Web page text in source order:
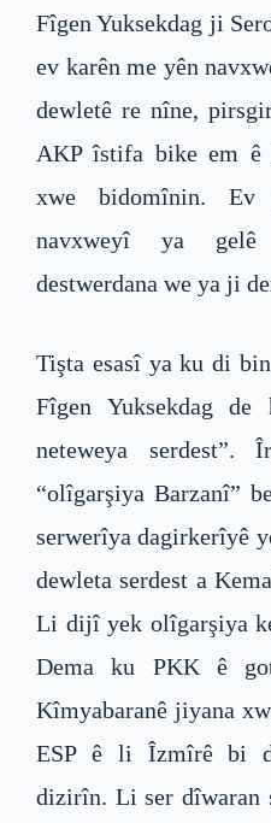
Fîgen Yuksekdag ji
ev karên me yên
dewletê re nîne,
AKP îstifa bike em ê
xwe bidomînin. Ev
navxweyî ya
destwerdana we ya ji
Tişta esasî ya ku di
Fîgen Yuksekdag
neteweya
“olîgarşiya Barzanî”
serwerîya dagirkerîyê
dewleta serdest a
Li dijî yek olîgarşiya
Dema ku PKK ê
Kîmyabaranê jiyana
ESP ê li Îzmîrê bi
dizirîn. Li ser dîwaran